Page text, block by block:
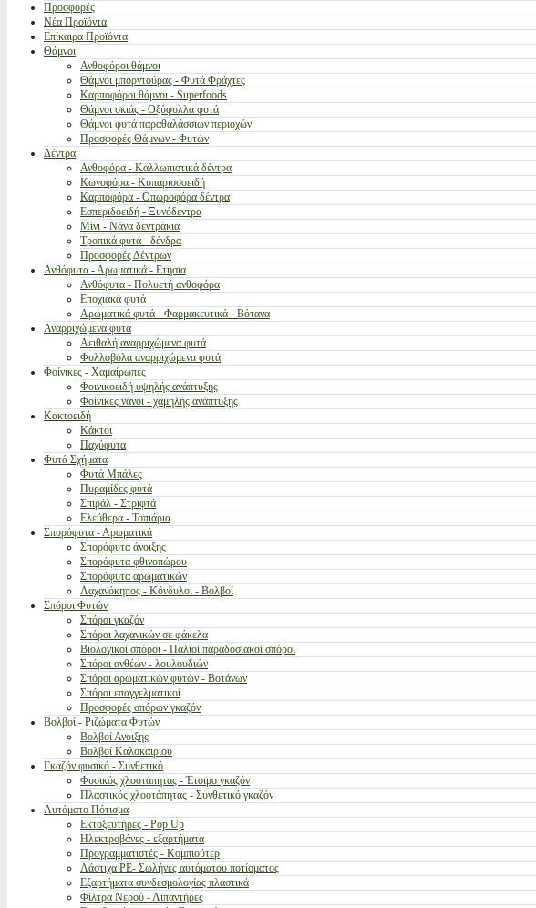
Προσφορές
Νέα Προϊόντα
Επίκαιρα Προϊόντα
Θάμνοι
Ανθοφόροι θάμνοι
Θάμνοι μπορντούρας - Φυτά Φράχτες
Καρποφόροι θάμνοι - Superfoods
Θάμνοι σκιάς - Οξύφυλλα φυτά
Θάμνοι φυτά παραθαλάσσιων περιοχών
Προσφορές Θάμνων - Φυτών
Δέντρα
Ανθοφόρα - Καλλωπιστικά δέντρα
Κωνοφόρα - Κυπαρισσοειδή
Καρποφόρα - Οπωροφόρα δέντρα
Εσπεριδοειδή - Ξυνόδεντρα
Μίνι - Νάνα δεντράκια
Τροπικά φυτά - δένδρα
Προσφορές Δέντρων
Ανθόφυτα - Αρωματικά - Ετήσια
Ανθόφυτα - Πολυετή ανθοφόρα
Εποχιακά φυτά
Αρωματικά φυτά - Φαρμακευτικά - Βότανα
Αναρριχώμενα φυτά
Αειθαλή αναρριχώμενα φυτά
Φυλλοβόλα αναρριχώμενα φυτά
Φοίνικες - Χαμαίρωπες
Φοινικοειδή υψηλής ανάπτυξης
Φοίνικες νάνοι - χαμηλής ανάπτυξης
Κακτοειδή
Κάκτοι
Παχύφυτα
Φυτά Σχήματα
Φυτά Μπάλες
Πυραμίδες φυτά
Σπιράλ - Στριφτά
Ελεύθερα - Τοπιάρια
Σπορόφυτα - Αρωματικά
Σπορόφυτα άνοιξης
Σπορόφυτα φθινοπώρου
Σπορόφυτα αρωματικών
Λαχανόκηπος - Κόνδυλοι - Βολβοί
Σπόροι Φυτών
Σπόροι γκαζόν
Σπόροι λαχανικών σε φάκελα
Βιολογικοί σπόροι - Παλιοί παραδοσιακοί σπόροι
Σπόροι ανθέων - λουλουδιών
Σπόροι αρωματικών φυτών - Βοτάνων
Σπόροι επαγγελματικοί
Προσφορές σπόρων γκαζόν
Βολβοί - Ριζώματα Φυτών
Βολβοί Ανοιξης
Βολβοί Καλοκαιριού
Γκαζόν φυσικό - Συνθετικό
Φυσικός χλοοτάπητας - Έτοιμο γκαζόν
Πλαστικός χλοοτάπητας - Συνθετικό γκαζόν
Αυτόματο Πότισμα
Εκτοξευτήρες - Pop Up
Ηλεκτροβάνες - εξαρτήματα
Προγραμματιστές - Κομπιούτερ
Λάστιχα PE- Σωλήνες αυτόματου ποτίσματος
Εξαρτήματα συνδεσμολογίας πλαστικά
Φίλτρα Νερού - Λιπαντήρες